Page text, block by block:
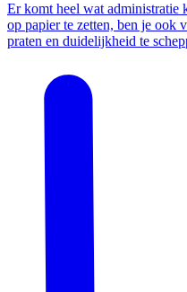
Er komt heel wat
op papier te zetten, ben je ook
praten en duidelijkheid te